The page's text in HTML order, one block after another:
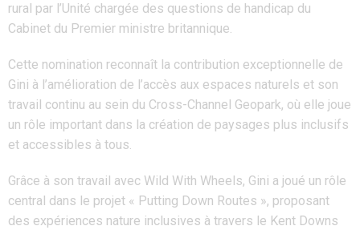
rural par l’Unité chargée des questions de handicap du
Cabinet du Premier ministre britannique.
Cette nomination reconnaît la contribution exceptionnelle de
Gini à l’amélioration de l’accès aux espaces naturels et son
travail continu au sein du Cross-Channel Geopark, où elle joue
un rôle important dans la création de paysages plus inclusifs
et accessibles à tous.
Grâce à son travail avec Wild With Wheels, Gini a joué un rôle
central dans le projet « Putting Down Routes », proposant
des expériences nature inclusives à travers le Kent Downs